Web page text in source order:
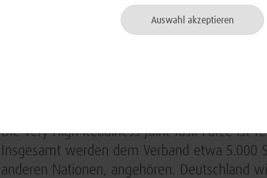
Auswahl akzeptieren
erprobt. Die BWI hat hierzu
für Gefechtsstände und -fahrzeuge geliefert
Die Very High Readiness Joint Task Force ist
Insgesamt werden dem Verband etwa 5.000
anderen Nationen, angehören. Deutschland